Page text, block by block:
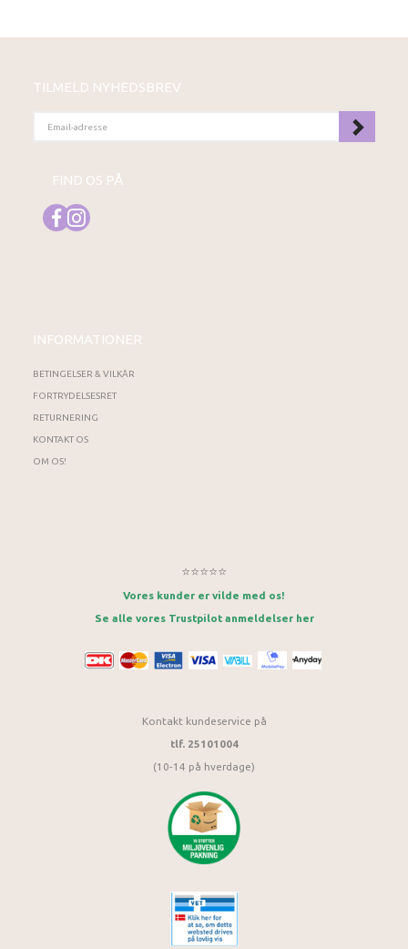
TILMELD NYHEDSBREV
ADRESSE
FIND OS PÅ
INFORMATIONER
BETINGELSER & VILKÅR
FORTRYDELSESRET
RETURNERING
KONTAKT OS
OM OS!
⭐⭐⭐⭐⭐
Vores kunder er vilde med os!
Se alle vores Trustpilot anmeldelser her
Kontakt kundeservice på
tlf. 25101004
(10-14 på hverdage)